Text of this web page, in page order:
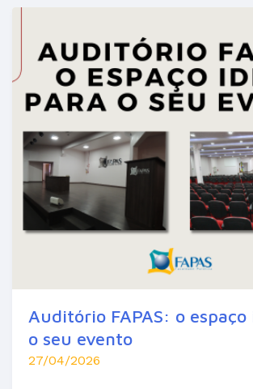
Auditório FAPAS: o
o seu evento
27/04/2026